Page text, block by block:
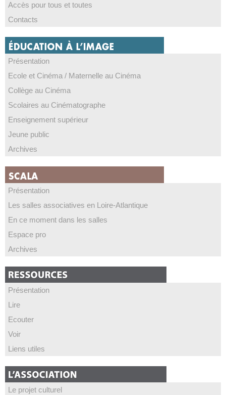
Accès pour tous et toutes
Contacts
Présentation
Ecole et Cinéma / Maternelle au Cinéma
Collège au Cinéma
Scolaires au Cinématographe
Enseignement supérieur
Jeune public
Archives
Présentation
Les salles associatives en Loire-Atlantique
En ce moment dans les salles
Espace pro
Archives
Présentation
Lire
Ecouter
Voir
Liens utiles
Le projet culturel